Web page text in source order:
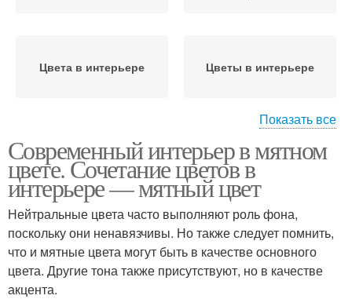
Цвета в интерьере Цветы в интерьере
Мятный тренд
Показать все
Современный интерьер в мятном
цвете. Сочетание цветов в
интерьере — мятный цвет
Нейтральные цвета часто выполняют роль фона,
поскольку они ненавязчивы. Но также следует помнить,
что и мятные цвета могут быть в качестве основного
цвета. Другие тона также присутствуют, но в качестве
акцента.